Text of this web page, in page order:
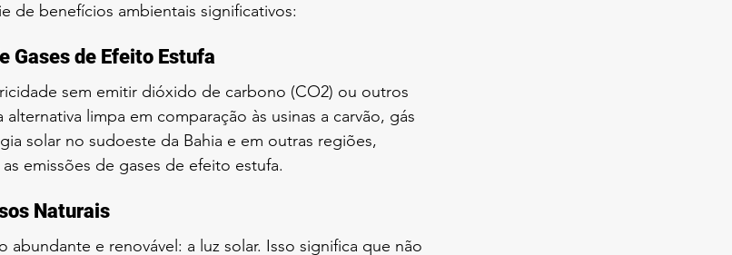
de benefícios ambientais significativos:
Gases de Efeito Estufa
sem emitir dióxido de carbono (CO2) ou outros
limpa em comparação às usinas a carvão, gás
solar no sudoeste da Bahia e em outras regiões,
emissões de gases de efeito estufa.
Naturais
abundante e renovável: a luz solar. Isso significa que não